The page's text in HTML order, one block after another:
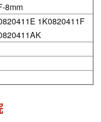
8mm
1K0820411F